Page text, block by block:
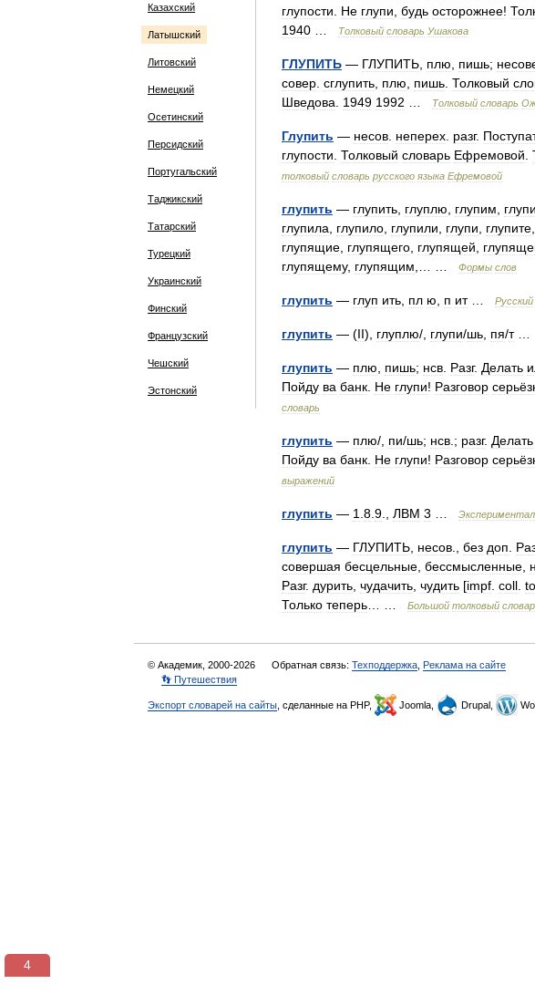
Казахский
Латышский
Литовский
Немецкий
Осетинский
Персидский
Португальский
Таджикский
Татарский
Турецкий
Украинский
Финский
Французский
Чешский
Эстонский
глупости
Не глупи будь осторожнее!
1940
Толковый словарь Ушакова
ГЛУПИТЬ — ГЛУПИТЬ плю пишь;
совер сглупить плю пишь Толковый
Шведова
1949 1992 Толковый словарь
Глупить — несов неперех разг.
глупости Толковый словарь Ефремовой
толковый словарь русского языка Ефремовой
глупить — глупить глуплю глупим
глупила
глупило глупили глупи глупите
глупящие глупящего глупящей
глупящему, глупящим Формы слов
глупить — глуп ить пл ю п ит… Русский
глупить — (II), глуплю/, глупи/шь пя/т…
глупить — плю пишь; нсв Разг. Делать
Пойду ва банк Не глупи! Разговор
словарь
глупить — плю/, пи/шь; нсв .; разг. Делать
Пойду ва банк Не глупи! Разговор
выражений
глупить — 1 8 9 ЛВМ 3
глупить — ГЛУПИТЬ несов без доп
совершая бесцельные бессмысленные
Разг. дурить чудачить чудить [impf coll to
Только теперь Большой толковый
© Академик, 2000-2026 Обратная связь: Техподдержка Реклама на сайте
👣 Путешествия
Экспорт словарей на сайты , сделанные на PHP, Joomla, Drupal,
3